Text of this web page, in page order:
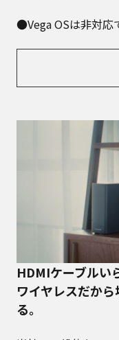
●Vega OSは非対応
HDMIケーブルい
ワイヤレスだか
る。